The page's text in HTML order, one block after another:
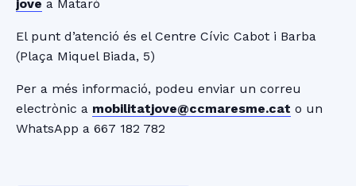
jove a Mataró
El punt d’atenció és el Centre Cívic Cabot i Barba
(Plaça Miquel Biada, 5)
Per a més informació, podeu enviar un correu
electrònic a mobilitatjove@ccmaresme.cat o un
WhatsApp a 667 182 782